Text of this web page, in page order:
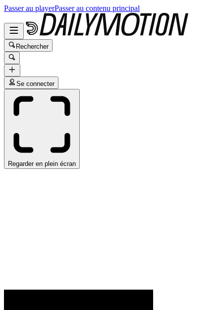
Passer au playerPasser au contenu principal
Rechercher
Se connecter
Regarder en plein écran